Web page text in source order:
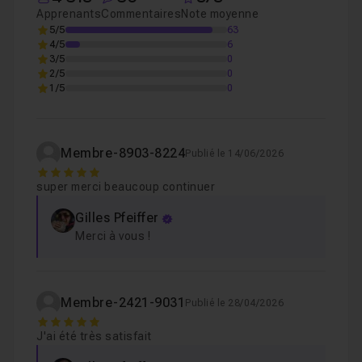
ApprenantsCommentairesNote moyenne
5/5
63
4/5
6
3/5
0
2/5
0
1/5
0
Membre-8903-8224Publié le 14/06/2026
5
super merci beaucoup continuer
Gilles Pfeiffer
Merci à vous !
Membre-2421-9031 Publié le 28/04/2026
5
J'ai été très satisfait